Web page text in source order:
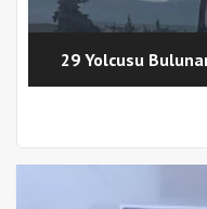
29 Yolcusu